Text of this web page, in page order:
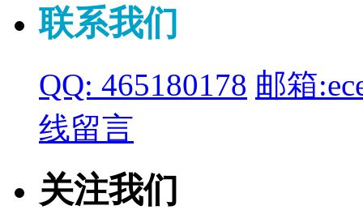
联系我们
QQ: 465180178 邮箱
线留言
关注我们